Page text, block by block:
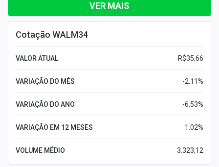
VER MAIS
Cotação WALM34
VALOR ATUAL R$35,66
VARIAÇÃO DO MÊS -2.11%
VARIAÇÃO DO ANO -6.53%
VARIAÇÃO EM 12 MESES 1.02%
VOLUME MÉDIO 3.323,12